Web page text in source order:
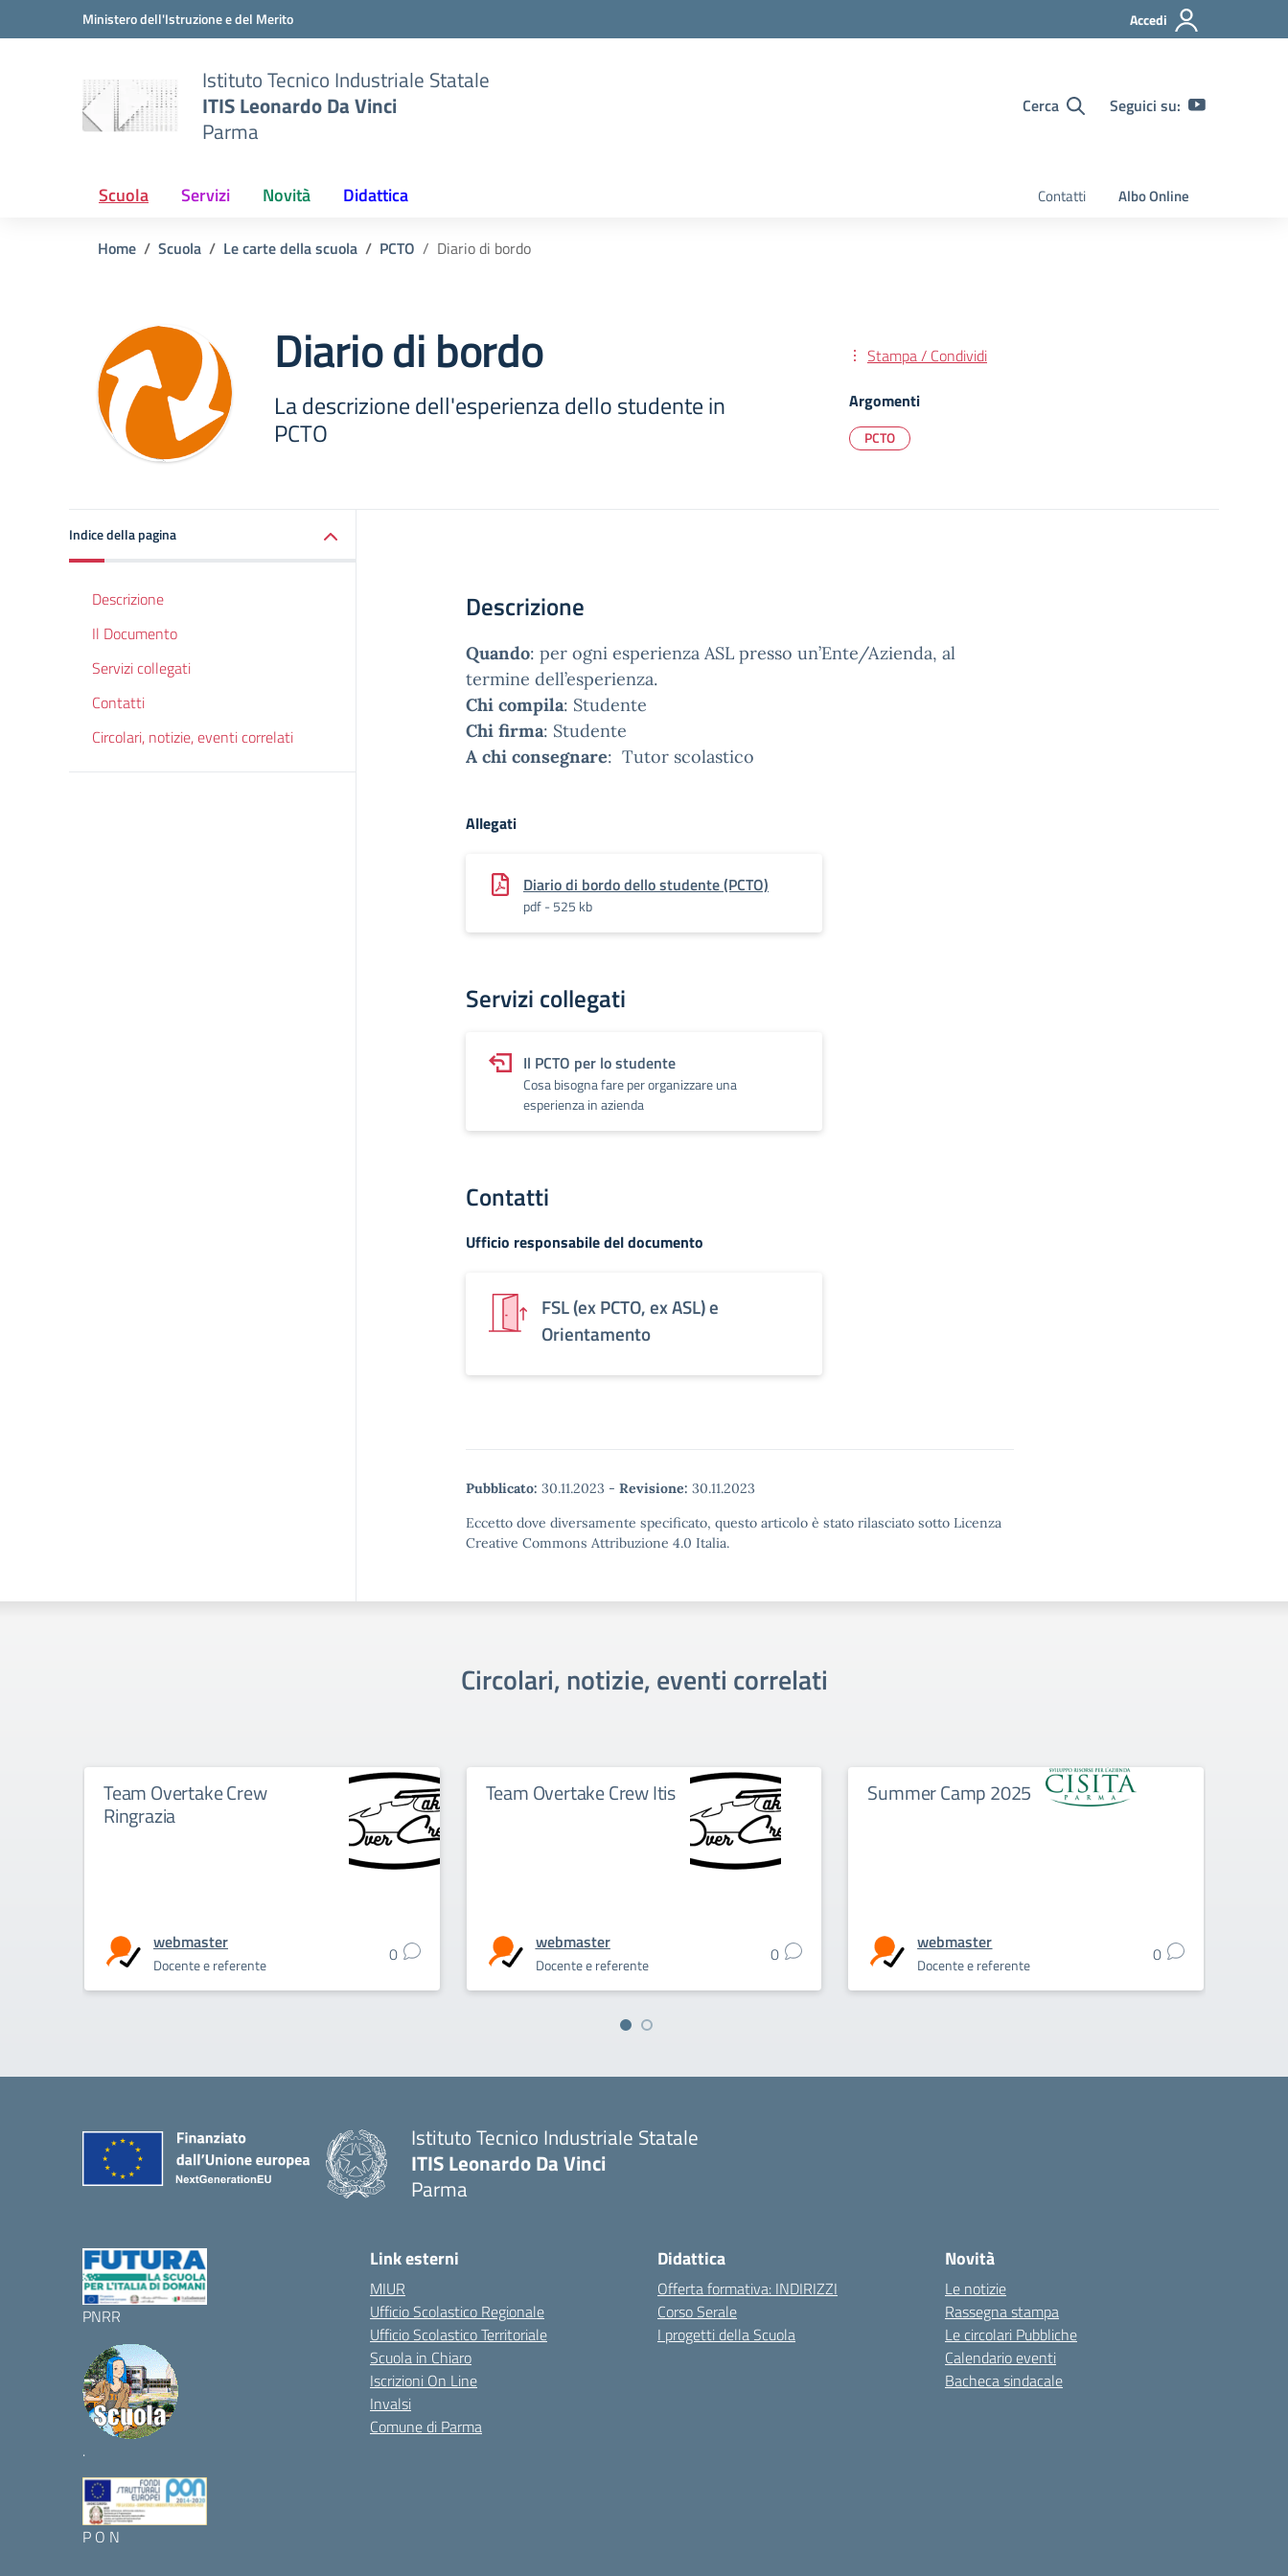
Vai ai contenuti
Vai al menu di navigazioneMinistero dell'Istruzione e del Merito Accedi
Istituto Tecnico Industriale Statale
ITIS Leonardo Da Vinci
Parma
Cerca Seguici su:
Scuola Servizi Novità Didattica Contatti Albo Online
Home Scuola Le carte della scuola PCTO Diario di bordo
Diario di bordo
La descrizione dell'esperienza dello studente in
PCTO
Stampa / Condividi
Argomenti
PCTO
Indice della pagina
Descrizione
Il Documento
Servizi collegati
Contatti
Circolari, notizie, eventi correlati
Descrizione
Quando: per ogni esperienza ASL presso un’Ente/Azienda, al
termine dell’esperienza.
Chi compila: Studente
Chi firma: Studente
A chi consegnare: Tutor scolastico
Allegati
Diario di bordo dello studente (PCTO)
pdf - 525 kb
Servizi collegati
Il PCTO per lo studente
Cosa bisogna fare per organizzare una
esperienza in azienda
Contatti
Ufficio responsabile del documento
FSL (ex PCTO, ex ASL) e
Orientamento
Pubblicato: 30.11.2023 - Revisione: 30.11.2023
Eccetto dove diversamente specificato, questo articolo è stato rilasciato sotto Licenza
Creative Commons Attribuzione 4.0 Italia.
Circolari, notizie, eventi correlati
Team Overtake Crew
Ringrazia
webmaster
Docente e referente 0
Team Overtake Crew Itis
webmaster
Docente e referente 0
Summer Camp 2025
webmaster
Docente e referente 0
Istituto Tecnico Industriale Statale
ITIS Leonardo Da Vinci
Parma
PNRR
.
P O N
Link esterni
MIUR
Ufficio Scolastico Regionale
Ufficio Scolastico Territoriale
Scuola in Chiaro
Iscrizioni On Line
Invalsi
Comune di Parma
Didattica
Offerta formativa: INDIRIZZI
Corso Serale
I progetti della Scuola
Novità
Le notizie
Rassegna stampa
Le circolari Pubbliche
Calendario eventi
Bacheca sindacale